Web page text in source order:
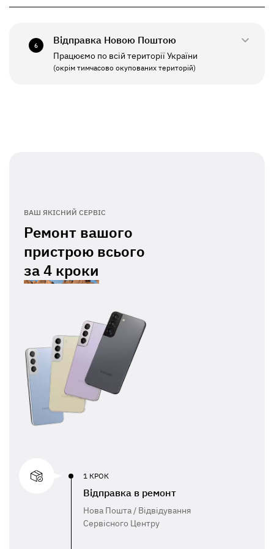
+380(67)550-7641
ПН - ПТ
СБ - НД
11:00 - 19:00
6 Відправка Новою Поштою
Працюємо по всій території України
(окрім тимчасово окупованих територій)
ВАШ ЯКІСНИЙ СЕРВІС
Ремонт вашого
пристрою всього
за4 кроки
1 КРОК
Відправка в ремонт
Нова Пошта / Відвідування
Сервісного Центру